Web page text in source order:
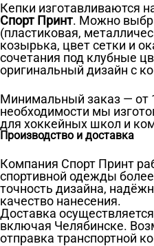
Кепки изготавливаются
Спорт Принт. Можно
(пластиковая,
козырька, цвет сетки и
сочетания под клубные
оригинальный дизайн с
Минимальный заказ — от
необходимости мы
для хоккейных школ и
Производство и доставка
Компания Спорт Принт
спортивной одежды
точность дизайна,
качество нанесения.
Доставка
включая Челябинске.
отправка транспортной